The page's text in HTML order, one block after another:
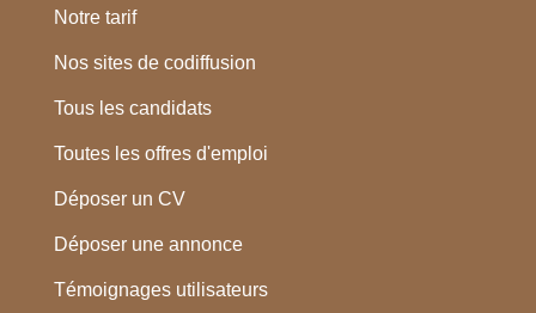
Notre tarif
Nos sites de codiffusion
Tous les candidats
Toutes les offres d'emploi
Déposer un CV
Déposer une annonce
Témoignages utilisateurs